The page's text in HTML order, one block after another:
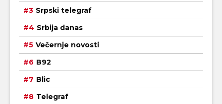
Srpski telegraf
Srbija danas
Večernje novosti
B92
Blic
Telegraf